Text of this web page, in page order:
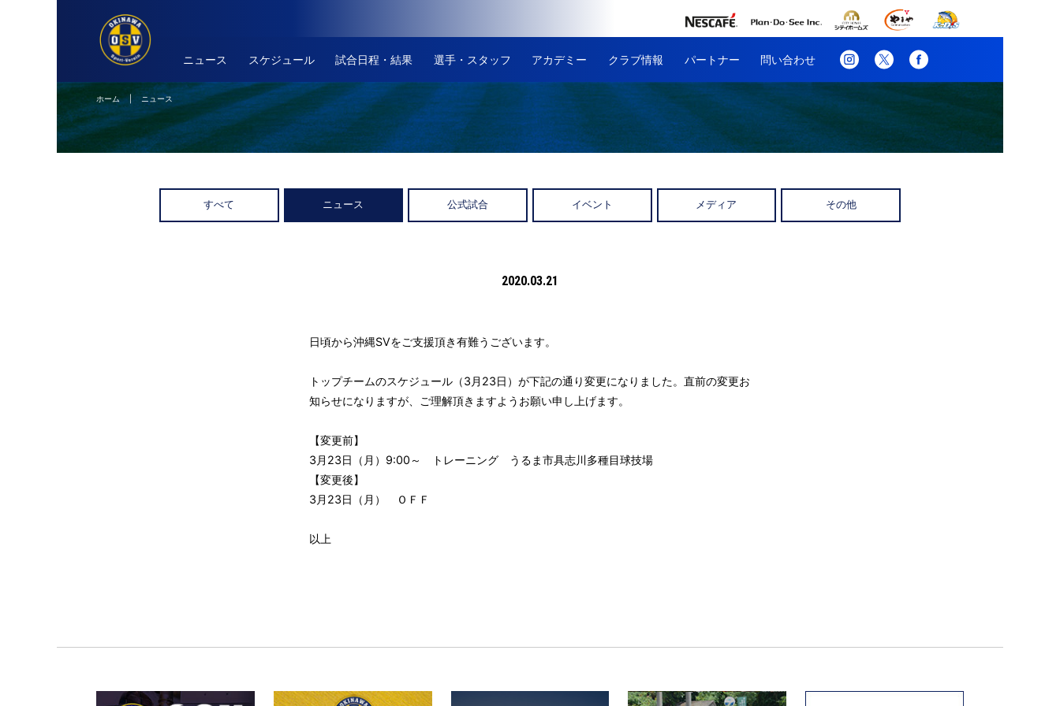
ニュース スケジュール 試合日程・結果 選手・スタッフ アカデミー クラブ情報 パートナー 問い合わせ
ホーム| ニュース
すべて ニュース 公式試合 イベント メディア その他
2020.03.21
日頃から沖縄SVをご支援頂き有難うございます。
トップチームのスケジュール（3月23日）が下記の通り変更になりました。直前の変更お
知らせになりますが、ご理解頂きますようお願い申し上げます。
【変更前】
3月23日（月）9:00～ トレーニング うるま市具志川多種目球技場
【変更後】
3月23日（月） ＯＦＦ
以上